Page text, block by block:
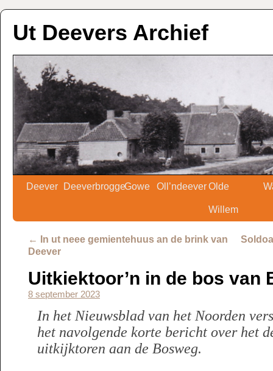
Ut Deevers Archief
Deever DeeverbroggeGowe Oll’ndeeverOlde
Willem
←
In ut neee gemientehuus an de brink van
Deever
Uitkiektoor’n in de bos van
8 september 2023
In het Nieuwsblad van het Noorden
het navolgende korte bericht over het
uitkijktoren aan de Bosweg.